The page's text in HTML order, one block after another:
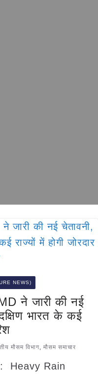
NEWS)
ने जारी की नई
भारत के कई
मौसम विभाग, मौसम समाचार
Heavy Rain